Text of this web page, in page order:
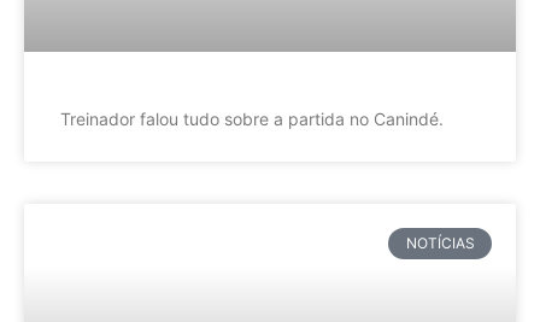
Treinador falou tudo sobre a partida no Canindé.
NOTÍCIAS